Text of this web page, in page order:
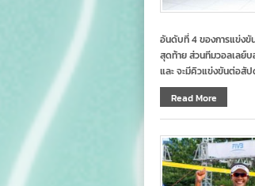
อันดับที่ 4 ของการแข่งขั
สุดท้าย ส่วนทีมวอลเลย์
และ จะมีคิวแข่งขันต่อสัป
Read More